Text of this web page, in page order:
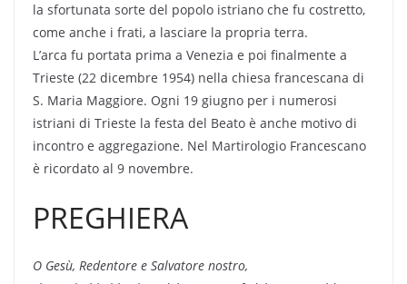
la sfortunata sorte del popolo istriano che fu costretto,
come anche i frati, a lasciare la propria terra.
L’arca fu portata prima a Venezia e poi finalmente a
Trieste (22 dicembre 1954) nella chiesa francescana di
S. Maria Maggiore. Ogni 19 giugno per i numerosi
istriani di Trieste la festa del Beato è anche motivo di
incontro e aggregazione. Nel Martirologio Francescano
è ricordato al 9 novembre.
PREGHIERA
O Gesù, Redentore e Salvatore nostro,